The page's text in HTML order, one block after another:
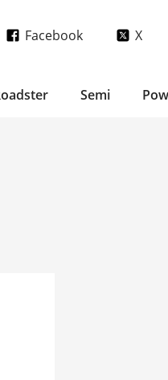
Facebook X
Semi